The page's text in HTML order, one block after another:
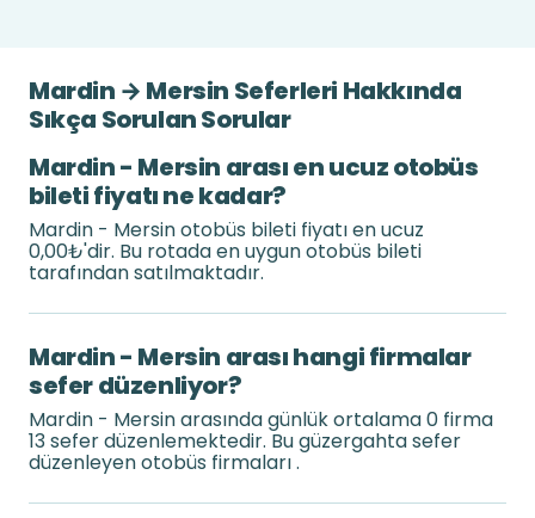
Mardin → Mersin Seferleri Hakkında
Sıkça Sorulan Sorular
Mardin - Mersin arası en ucuz otobüs
bileti fiyatı ne kadar?
Mardin - Mersin otobüs bileti fiyatı en ucuz
0,00₺'dir. Bu rotada en uygun otobüs bileti
tarafından satılmaktadır.
Mardin - Mersin arası hangi firmalar
sefer düzenliyor?
Mardin - Mersin arasında günlük ortalama 0 firma
13 sefer düzenlemektedir. Bu güzergahta sefer
düzenleyen otobüs firmaları .